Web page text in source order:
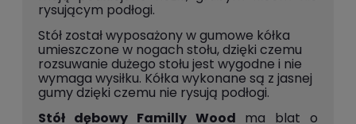
rysującym podłogi.
Stół został wyposażony w gumowe kółka
umieszczone w nogach stołu, dzięki czemu
rozsuwanie dużego stołu jest wygodne i nie
wymaga wysiłku. Kółka wykonane są z jasnej
gumy dzięki czemu nie rysują podłogi.
Stół dębowy Familly Wood ma blat o